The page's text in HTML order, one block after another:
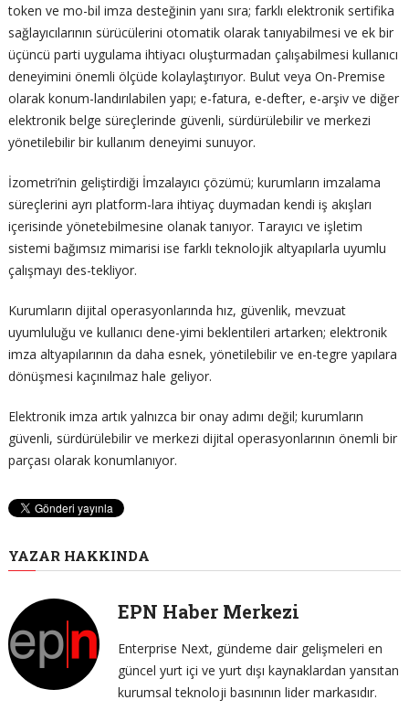
token ve mo-bil imza desteğinin yanı sıra; farklı elektronik sertifika
sağlayıcılarının sürücülerini otomatik olarak tanıyabilmesi ve ek bir
üçüncü parti uygulama ihtiyacı oluşturmadan çalışabilmesi kullanıcı
deneyimini önemli ölçüde kolaylaştırıyor. Bulut veya On-Premise
olarak konum-landırılabilen yapı; e-fatura, e-defter, e-arşiv ve diğer
elektronik belge süreçlerinde güvenli, sürdürülebilir ve merkezi
yönetilebilir bir kullanım deneyimi sunuyor.
İzometri’nin geliştirdiği İmzalayıcı çözümü; kurumların imzalama
süreçlerini ayrı platform-lara ihtiyaç duymadan kendi iş akışları
içerisinde yönetebilmesine olanak tanıyor. Tarayıcı ve işletim
sistemi bağımsız mimarisi ise farklı teknolojik altyapılarla uyumlu
çalışmayı des-tekliyor.
Kurumların dijital operasyonlarında hız, güvenlik, mevzuat
uyumluluğu ve kullanıcı dene-yimi beklentileri artarken; elektronik
imza altyapılarının da daha esnek, yönetilebilir ve en-tegre yapılara
dönüşmesi kaçınılmaz hale geliyor.
Elektronik imza artık yalnızca bir onay adımı değil; kurumların
güvenli, sürdürülebilir ve merkezi dijital operasyonlarının önemli bir
parçası olarak konumlanıyor.
YAZAR HAKKINDA
EPN Haber Merkezi
Enterprise Next, gündeme dair gelişmeleri en
güncel yurt içi ve yurt dışı kaynaklardan yansıtan
kurumsal teknoloji basınının lider markasıdır.